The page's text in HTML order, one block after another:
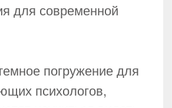
для современной
погружение для
психологов,